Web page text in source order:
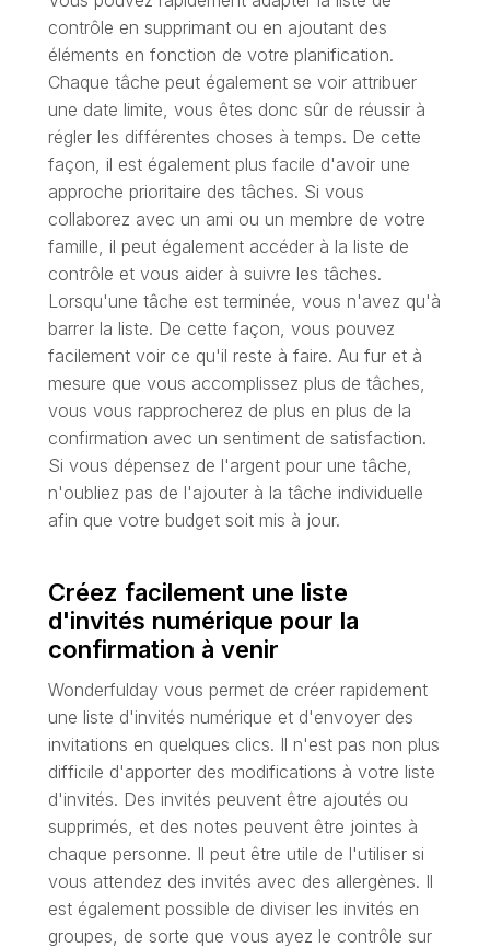
contrôle en supprimant ou en ajoutant des
éléments en fonction de votre planification.
Chaque tâche peut également se voir attribuer
une date limite, vous êtes donc sûr de réussir à
régler les différentes choses à temps. De cette
façon, il est également plus facile d'avoir une
approche prioritaire des tâches. Si vous
collaborez avec un ami ou un membre de votre
famille, il peut également accéder à la liste de
contrôle et vous aider à suivre les tâches.
Lorsqu'une tâche est terminée, vous n'avez qu'à
barrer la liste. De cette façon, vous pouvez
facilement voir ce qu'il reste à faire. Au fur et à
mesure que vous accomplissez plus de tâches,
vous vous rapprocherez de plus en plus de la
confirmation avec un sentiment de satisfaction.
Si vous dépensez de l'argent pour une tâche,
n'oubliez pas de l'ajouter à la tâche individuelle
afin que votre budget soit mis à jour.
Créez facilement une liste
d'invités numérique pour la
confirmation à venir
Wonderfulday vous permet de créer rapidement
une liste d'invités numérique et d'envoyer des
invitations en quelques clics. Il n'est pas non plus
difficile d'apporter des modifications à votre liste
d'invités. Des invités peuvent être ajoutés ou
supprimés, et des notes peuvent être jointes à
chaque personne. Il peut être utile de l'utiliser si
vous attendez des invités avec des allergènes. Il
est également possible de diviser les invités en
groupes, de sorte que vous ayez le contrôle sur